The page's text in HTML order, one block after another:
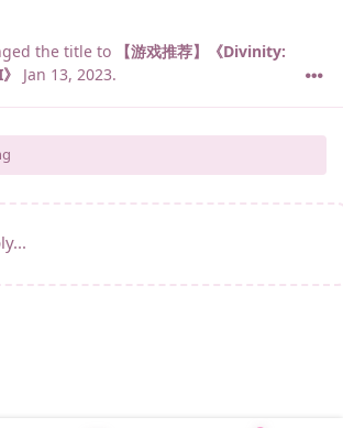
the title to
【游戏推荐】《Divinity:
Jan 13, 2023.